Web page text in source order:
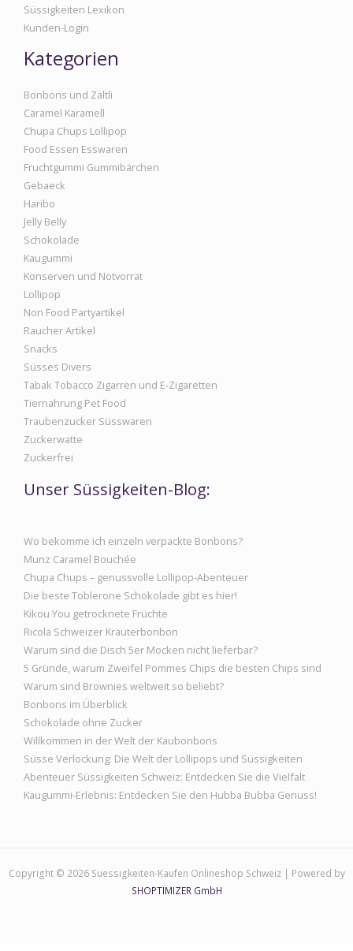
Süssigkeiten Lexikon
Kunden-Login
Kategorien
Bonbons und Zältli
Caramel Karamell
Chupa Chups Lollipop
Food Essen Esswaren
Fruchtgummi Gummibärchen
Gebaeck
Haribo
Jelly Belly
Schokolade
Kaugummi
Konserven und Notvorrat
Lollipop
Non Food Partyartikel
Raucher Artikel
Snacks
Süsses Divers
Tabak Tobacco Zigarren und E-Zigaretten
Tiernahrung Pet Food
Traubenzucker Süsswaren
Zuckerwatte
Zuckerfrei
Unser Süssigkeiten-Blog:
Wo bekomme ich einzeln verpackte Bonbons?
Munz Caramel Bouchée
Chupa Chups – genussvolle Lollipop-Abenteuer
Die beste Toblerone Schokolade gibt es hier!
Kikou You getrocknete Früchte
Ricola Schweizer Kräuterbonbon
Warum sind die Disch 5er Mocken nicht lieferbar?
5 Gründe, warum Zweifel Pommes Chips die besten Chips sind
Warum sind Brownies weltweit so beliebt?
Bonbons im Überblick
Schokolade ohne Zucker
Willkommen in der Welt der Kaubonbons
Süsse Verlockung: Die Welt der Lollipops und Süssigkeiten
Abenteuer Süssigkeiten Schweiz: Entdecken Sie die Vielfalt
Kaugummi-Erlebnis: Entdecken Sie den Hubba Bubba Genuss!
Copyright © 2026 Suessigkeiten-Kaufen Onlineshop Schweiz | Powered by
SHOPTIMIZER GmbH